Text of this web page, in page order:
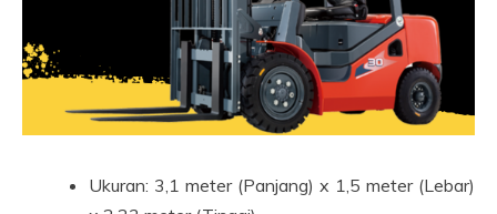
Ukuran: 3,1 meter (Panjang) x 1,5 meter (Lebar)